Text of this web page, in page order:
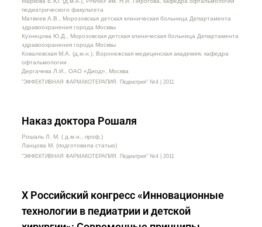
педиатрического факультета
Матвеев А.В., Морозовская детская клиническая больница Департамента
здравоохранения города Москвы
Кузнецова Ю.Д., Морозовская детская клиническая больница Департамента
здравоохранения города Москвы
Ковалевская М.А. (д.м.н.), Воронежская медицинская академия, кафедра
офтальмологии
Дергачева Л.И., ОАО «Диод», Москва
"ЭФФЕКТИВНАЯ ФАРМАКОТЕРАПИЯ. Педиатрия" №4 | 2011
Наказ доктора Рошаля
Рошаль Л. М. ( д.м.н., проф.)
Ланцова М. (подготовила статью)
"ЭФФЕКТИВНАЯ ФАРМАКОТЕРАПИЯ. Педиатрия" №4 | 2011
Х Российский конгресс «Инновационные
технологии в педиатрии и детской